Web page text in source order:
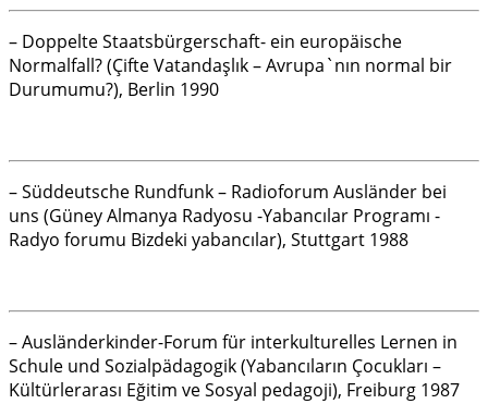
– Doppelte Staatsbürgerschaft- ein europäische
Normalfall? (Çifte Vatandaşlık – Avrupa`nın normal bir
Durumumu?), Berlin 1990
– Süddeutsche Rundfunk – Radioforum Ausländer bei
uns (Güney Almanya Radyosu -Yabancılar Programı -
Radyo forumu Bizdeki yabancılar), Stuttgart 1988
– Ausländerkinder-Forum für interkulturelles Lernen in
Schule und Sozialpädagogik (Yabancıların Çocukları –
Kültürlerarası Eğitim ve Sosyal pedagoji), Freiburg 1987